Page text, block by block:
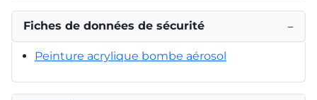
Fiches de données de sécurité −
Peinture acrylique bombe aérosol